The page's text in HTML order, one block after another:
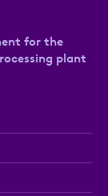
for the
plant